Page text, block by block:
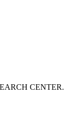
CENTER.